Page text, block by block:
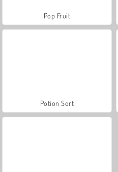
Pop Fruit
Potion Sort